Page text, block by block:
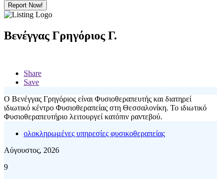
Report Now!
Βενέγγας Γρηγόριος Γ.
Share
Save
Ο Βενέγγας Γρηγόριος είναι Φυσιοθεραπευτής και διατηρεί
ιδιωτικό κέντρο Φυσιοθεραπείας στη Θεσσαλονίκη. Το ιδιωτικό
Φυσιοθεραπευτήριο λειτουργεί κατόπιν ραντεβού.
ολοκληρωμένες υπηρεσίες φυσικοθεραπείας
Αύγουστος, 2026
9